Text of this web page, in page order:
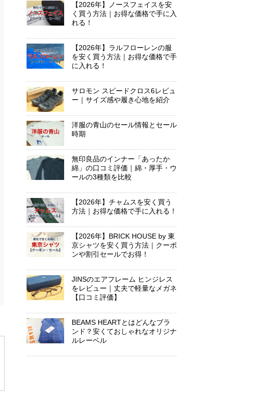
【2026年】ノースフェイスを安
く買う方法｜お得な価格で手に入
れる！
【2026年】ラルフローレンの服
を安く買う方法｜お得な価格で手
に入れる！
サロモン スピードクロス6レビュ
ー｜サイズ感や履き心地を紹介
洋服の青山のセール情報とセール
時期
無印良品のインナー「あったか
綿」の口コミ評価｜綿・厚手・ウ
ールの3種類を比較
【2026年】チャムスを安く買う
方法｜お得な価格で手に入れる！
【2026年】BRICK HOUSE by 東
京シャツを安く買う方法｜クーポ
ンや割引セールでお得！
JINSのエアフレーム ヒンジレス
をレビュー｜丈夫で軽量なメガネ
【口コミ評価】
BEAMS HEARTとはどんなブラ
ンド？安くておしゃれなオリジナ
ルレーベル